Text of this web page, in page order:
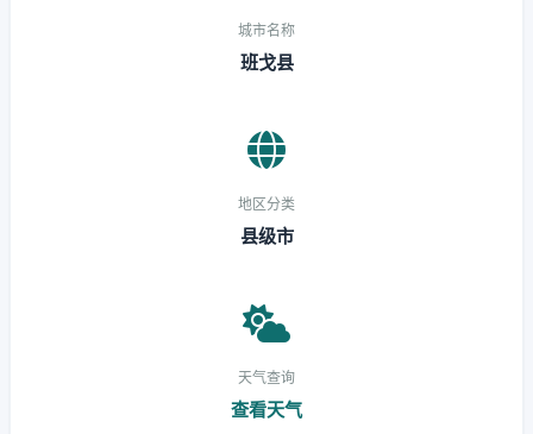
城市名称
班戈县
地区分类
县级市
天气查询
查看天气